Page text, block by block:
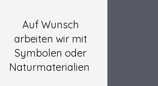
Auf Wunsch
arbeiten wir mit
Symbolen oder
Naturmaterialien